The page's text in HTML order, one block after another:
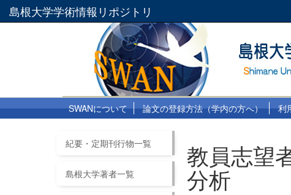
島根大学学術情報リポジトリ
SWANについて 論文の登録方法（学内の方へ） 利
紀要・定期刊行物一覧
島根大学著者一覧
教員志望
分析